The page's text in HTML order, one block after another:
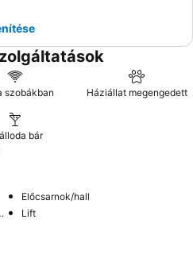
szobákban Háziállat megengedett
bár
Előcsarnok/hall
Lift